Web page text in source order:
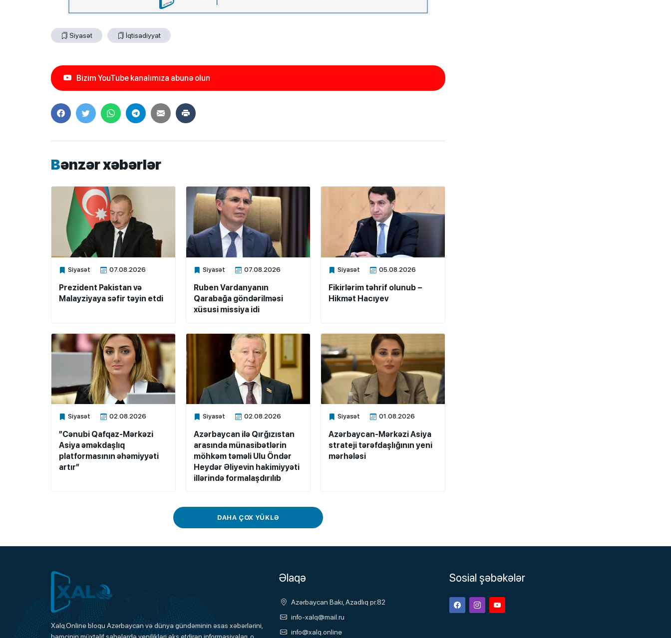
Siyasət İqtisadiyyat
Bizim YouTube kanalımıza abunə olun
Bənzər xəbərlər
Siyasət 07.08.2026
Xalq.Online
Prezident Pakistan və
Malayziyaya səfir təyin etdi
Siyasət 07.08.2026
Xalq.Online
Ruben Vardanyanın
Qarabağa göndərilməsi
xüsusi missiya idi
Siyasət 05.08.2026
Xalq.Online
Fikirlərim təhrif olunub –
Hikmət Hacıyev
Siyasət 02.08.2026
Xalq.Online
”Cənubi Qafqaz-Mərkəzi
Asiya əməkdaşlıq
platformasının əhəmiyyəti
artır”
Siyasət 02.08.2026
Xalq.Online
Azərbaycan ilə Qırğızıstan
arasında münasibətlərin
möhkəm təməli Ulu Öndər
Heydər Əliyevin hakimiyyəti
illərində formalaşdırılıb
Siyasət 01.08.2026
Xalq.Online
Azərbaycan-Mərkəzi Asiya
strateji tərəfdaşlığının yeni
mərhələsi
DAHA ÇOX YÜKLƏ
Xalq.Online
Xalq.Online bloqu Azərbaycan və dünya gündəminin əsas xəbərlərini,
həmçinin müxtəlif sahələrdə yenilikləri əks etdirən informasiyaları, o
Əlaqə
Azərbaycan Bakı, Azadlıq pr.82
info-xalq@mail.ru
info@xalq.online
Sosial şəbəkələr
FacebookInstagramYoutube